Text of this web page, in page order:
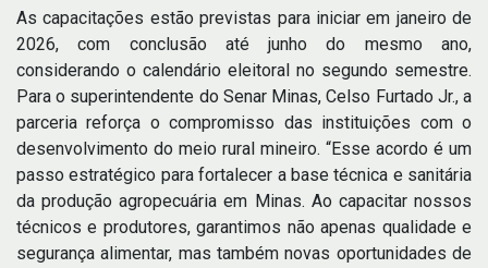
As capacitações estão previstas para iniciar em janeiro de
2026, com conclusão até junho do mesmo ano,
considerando o calendário eleitoral no segundo semestre.
Para o superintendente do Senar Minas, Celso Furtado Jr., a
parceria reforça o compromisso das instituições com o
desenvolvimento do meio rural mineiro. “Esse acordo é um
passo estratégico para fortalecer a base técnica e sanitária
da produção agropecuária em Minas. Ao capacitar nossos
técnicos e produtores, garantimos não apenas qualidade e
segurança alimentar, mas também novas oportunidades de